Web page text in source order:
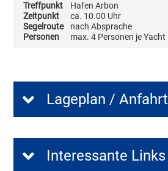
Treffpunkt
Hafen Arbon
Zeitpunkt
ca. 10.00 Uhr
Segelroute
nach Absprache
Personen
max. 4 Personen je Yacht
Lageplan / Anfahrt
Interessante Links